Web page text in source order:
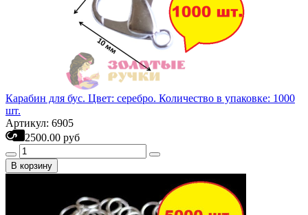
Карабин для бус. Цвет: серебро. Количество в упаковке: 1000
шт.
Артикул: 6905
2500.00 руб
В корзину